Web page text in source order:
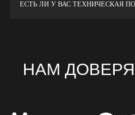
ЕСТЬ ЛИ У ВАС ТЕХНИЧЕСКАЯ